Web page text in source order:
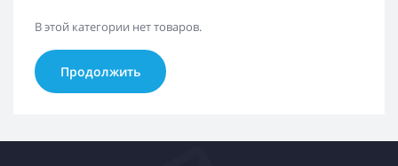
В этой категории нет товаров.
Продолжить